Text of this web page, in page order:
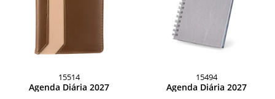
15514
Agenda Diária 2027
15494
Agenda Diária 2027